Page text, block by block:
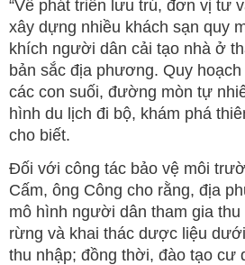
“Về phát triển lưu trú, đơn vị tư
xây dựng nhiều khách sạn quy
khích người dân cải tạo nhà ở
bản sắc địa phương. Quy
các con suối, đường mòn tự
hình du lịch đi bộ, khám phá
cho biết.
Đối với công tác bảo vệ môi
Cấm, ông Công cho rằng, địa
mô hình người dân tham gia
rừng và khai thác dược liệu
thu nhập; đồng thời, đào tạo cư